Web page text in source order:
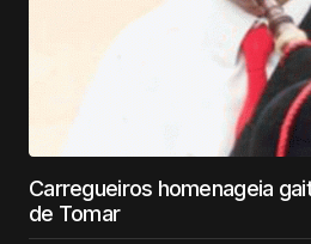
Carregueiros homenageia
de Tomar